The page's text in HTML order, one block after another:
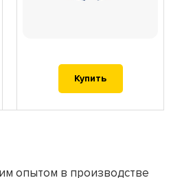
Купить
опытом в производстве